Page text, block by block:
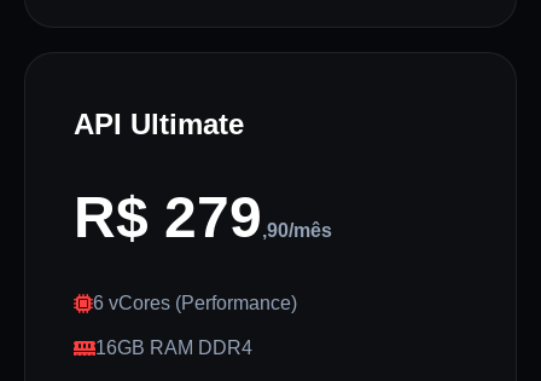
API Ultimate
R$ 279,90/mês
6 vCores (Performance)
16GB RAM DDR4